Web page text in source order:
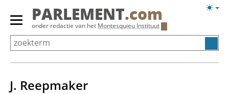
Overslaan
Primair
menu
tonen/verbergen
PARLEMENT.com
onder redactie van het Montesquieu Instituut
J. Reepmaker